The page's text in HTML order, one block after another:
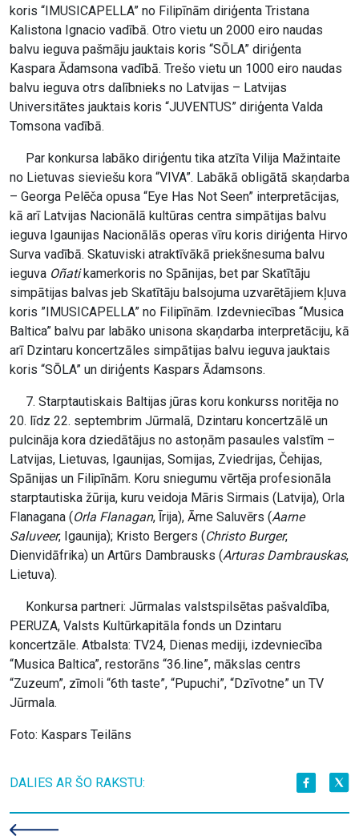
koris “IMUSICAPELLA” no Filipīnām diriģenta Tristana
Kalistona Ignacio vadībā. Otro vietu un 2000 eiro naudas
balvu ieguva pašmāju jauktais koris “SŌLA” diriģenta
Kaspara Ādamsona vadībā. Trešo vietu un 1000 eiro naudas
balvu ieguva otrs dalībnieks no Latvijas – Latvijas
Universitātes jauktais koris “JUVENTUS” diriģenta Valda
Tomsona vadībā.
Par konkursa labāko diriģentu tika atzīta Vilija Mažintaite
no Lietuvas sieviešu kora “VIVA”. Labākā obligātā skaņdarba
– Georga Pelēča opusa “Eye Has Not Seen” interpretācijas,
kā arī Latvijas Nacionālā kultūras centra simpātijas balvu
ieguva Igaunijas Nacionālās operas vīru koris diriģenta Hirvo
Surva vadībā. Skatuviski atraktīvākā priekšnesuma balvu
ieguva Oñatikamerkoris no Spānijas, bet par Skatītāju
simpātijas balvas jeb Skatītāju balsojuma uzvarētājiem kļuva
koris ”IMUSICAPELLA” no Filipīnām. Izdevniecības “Musica
Baltica” balvu par labāko unisona skaņdarba interpretāciju, kā
arī Dzintaru koncertzāles simpātijas balvu ieguva jauktais
koris “SŌLA” un diriģents Kaspars Ādamsons.
7. Starptautiskais Baltijas jūras koru konkurss noritēja no
20. līdz 22. septembrim Jūrmalā, Dzintaru koncertzālē un
pulcināja kora dziedātājus no astoņām pasaules valstīm –
Latvijas, Lietuvas, Igaunijas, Somijas, Zviedrijas, Čehijas,
Spānijas un Filipīnām. Koru sniegumu vērtēja profesionāla
starptautiska žūrija, kuru veidoja Māris Sirmais (Latvija), Orla
Flanagana (Orla Flanagan, Īrija), Ārne Saluvērs (Aarne
Saluveer, Igaunija); Kristo Bergers (Christo Burger,
Dienvidāfrika) un Artūrs Dambrausks (Arturas Dambrauskas,
Lietuva).
Konkursa partneri: Jūrmalas valstspilsētas pašvaldība,
PERUZA, Valsts Kultūrkapitāla fonds un Dzintaru
koncertzāle. Atbalsta: TV24, Dienas mediji, izdevniecība
“Musica Baltica”, restorāns “36.line”, mākslas centrs
“Zuzeum”, zīmoli “6th taste”, “Pupuchi”, “Dzīvotne” un TV
Jūrmala.
Foto: Kaspars Teilāns
DALIES AR ŠO RAKSTU: